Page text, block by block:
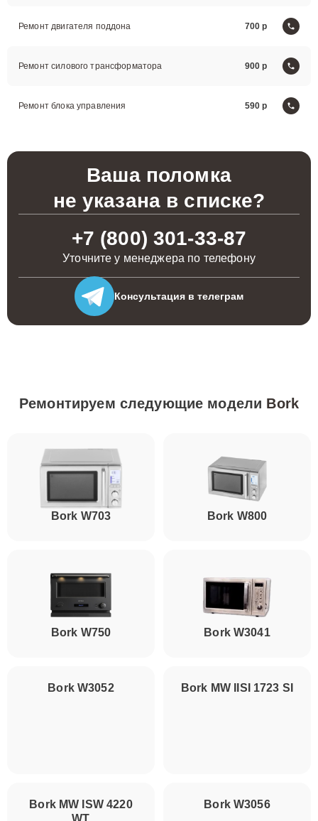
Ремонт двигателя поддона 700
Ремонт силового трансформатора 900
Ремонт блока управления 590
Ваша поломка
не указана в списке?
+7 (800) 301-33-87
Уточните у менеджера по телефону
Консультация в телеграм
Ремонтируем следующие модели Bork
Bork W703 Bork W800
Bork W750 Bork W3041
Bork W3052 Bork MW IISI 1723 SI
Bork MW ISW 4220
WT
Bork W3056